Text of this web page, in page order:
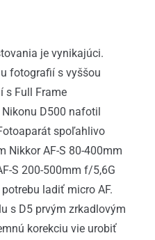
je vynikajúci.
fotografií s vyššou
s Full Frame
D500 nafotil
spoľahlivo
Nikkor AF-S 80-400mm
S 200-500mm f/5,6G
ladiť micro AF.
s D5 prvým zrkadlovým
korekciu vie urobiť